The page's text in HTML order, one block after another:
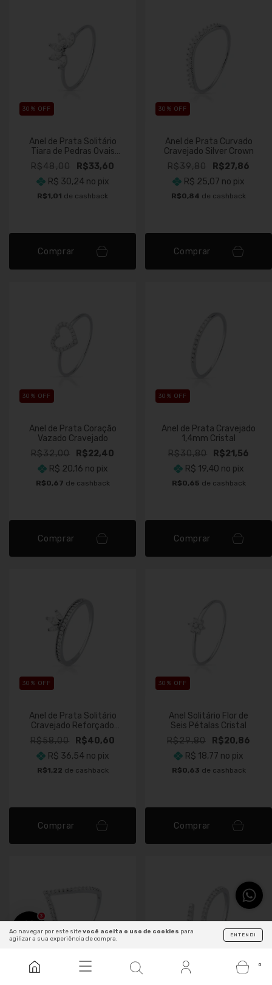
Ao navegar por este sitevocê aceita o uso de cookies para
agilizar a sua experiência de compra.
ENTENDI
0
30 % OFF
Anel de Prata Solitário
Tiara de Pedras Ovais
Cristal
R$48,00
R$33,60
R$ 30,24 no pix
R$1,01 de cashback
Comprar
30 % OFF
Anel de Prata Curvado
Cravejado Silver Crown
R$39,80
R$27,86
R$ 25,07 no pix
R$0,84 de cashback
Comprar
30 % OFF
Anel de Prata Coração
Vazado Cravejado
R$32,00
R$22,40
R$ 20,16 no pix
R$0,67 de cashback
Comprar
30 % OFF
Anel de Prata Cravejado
1,4mm Cristal
R$30,80
R$21,56
R$ 19,40 no pix
R$0,65 de cashback
Comprar
30 % OFF
Anel de Prata Solitário
Cravejado Reforçado
Princesa
R$58,00
R$40,60
R$ 36,54 no pix
R$1,22 de cashback
Comprar
30 % OFF
Anel Solitário Flor de
Seis Pétalas Cristal
R$29,80
R$20,86
R$ 18,77 no pix
R$0,63 de cashback
Comprar
30% OFF % OFF
3